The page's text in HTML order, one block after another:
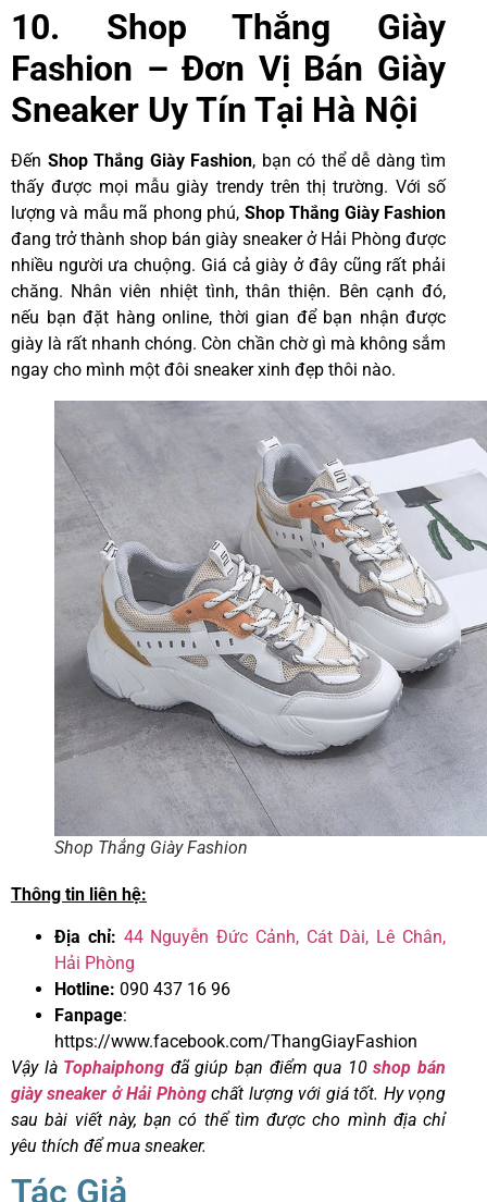
10. Shop Thắng Giày
Fashion – Đơn Vị Bán Giày
Sneaker Uy Tín Tại Hà Nội
Đến Shop Thắng Giày Fashion, bạn có thể dễ dàng tìm
thấy được mọi mẫu giày trendy trên thị trường. Với số
lượng và mẫu mã phong phú, Shop Thắng Giày Fashion
đang trở thành shop bán giày sneaker ở Hải Phòng được
nhiều người ưa chuộng. Giá cả giày ở đây cũng rất phải
chăng. Nhân viên nhiệt tình, thân thiện. Bên cạnh đó,
nếu bạn đặt hàng online, thời gian để bạn nhận được
giày là rất nhanh chóng. Còn chần chờ gì mà không sắm
ngay cho mình một đôi sneaker xinh đẹp thôi nào.
Shop Thắng Giày Fashion
Thông tin liên hệ:
Địa chỉ: 44 Nguyễn Đức Cảnh, Cát Dài, Lê Chân,
Hải Phòng
Hotline: 090 437 16 96
Fanpage:
https://www.facebook.com/ThangGiayFashion
Vậy là Tophaiphong đã giúp bạn điểm qua 10shop bán
giày sneaker ở Hải Phòngchất lượng với giá tốt. Hy vọng
sau bài viết này, bạn có thể tìm được cho mình địa chỉ
yêu thích để mua sneaker.
Tác Giả